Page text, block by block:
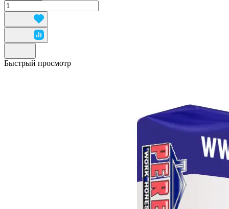
Быстрый просмотр